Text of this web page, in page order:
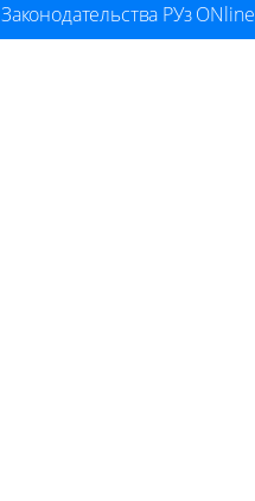
Законодательства РУз ONline